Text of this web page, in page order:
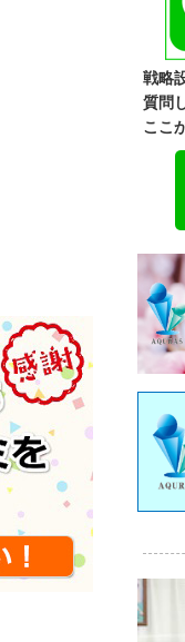
戦略
質問
ここ